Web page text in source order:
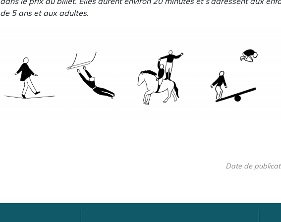
de 5 ans et aux adultes.
Date de